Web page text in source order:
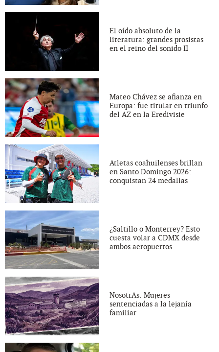
El oído absoluto de la
literatura: grandes prosistas
en el reino del sonido II
Mateo Chávez se afianza en
Europa: fue titular en triunfo
del AZ en la Eredivisie
Atletas coahuilenses brillan
en Santo Domingo 2026:
conquistan 24 medallas
¿Saltillo o Monterrey? Esto
cuesta volar a CDMX desde
ambos aeropuertos
NosotrAs: Mujeres
sentenciadas a la lejanía
familiar